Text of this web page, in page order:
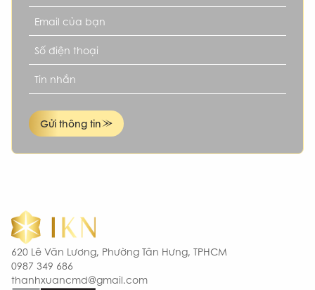
Gửi thông tin
620 Lê Văn Lương, Phường Tân Hưng, TPHCM
0987 349 686
thanhxuancmd@gmail.com